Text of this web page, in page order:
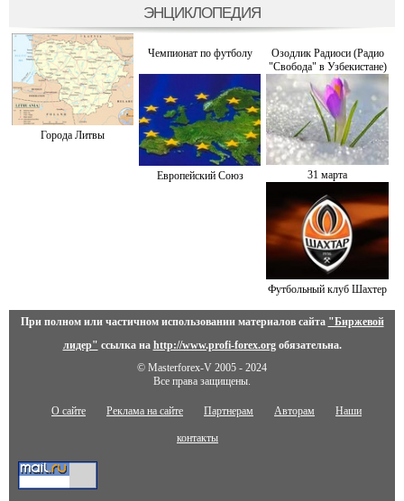
ЭНЦИКЛОПЕДИЯ
Города Литвы
Чемпионат по футболу
Озодлик Радиоси (Радио
"Свобода" в Узбекистане)
Европейский Союз 31 марта
Футбольный клуб Шахтер
При полном или частичном использовании материалов сайта "Биржевой
лидер" ссылка на http://www.profi-forex.orgобязательна.
© Masterforex-V 2005 - 2024
Все права защищены.
О сайте Реклама на сайте Партнерам Авторам Наши
контакты